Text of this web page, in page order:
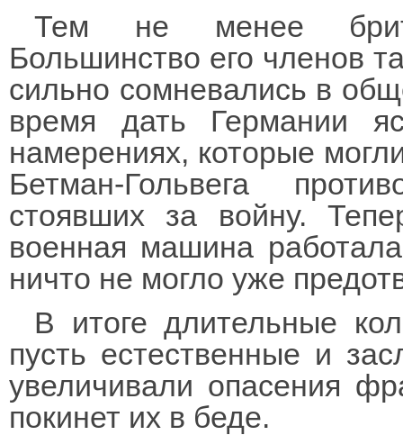
Тем не менее
Большинство его членов
сильно сомневались в
время дать Германии
намерениях, которые
Бетман-Гольвега
стоявших за войну.
военная машина
ничто не могло уже
В итоге длительные
пусть естественные и
увеличивали опасения
покинет их в беде.